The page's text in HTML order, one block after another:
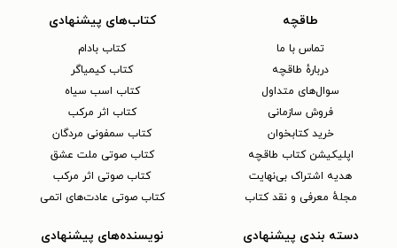
طاقچه
تماس با ما
دربارهٔ طاقچه
سوال‌های متداول
فروش سازمانی
خرید کتابخوان
اپلیکیشن کتاب طاقچه
هدیه اشتراک بی‌نهایت
مجلهٔ معرفی و نقد کتاب
کتاب‌های پیشنهادی
کتاب بادام
کتاب کیمیاگر
کتاب اسب سیاه
کتاب اثر مرکب
کتاب سمفونی مردگان
کتاب صوتی ملت عشق
کتاب صوتی اثر مرکب
کتاب صوتی عادت‌های اتمی
دسته بندی پیشنهادی نویسنده‌های پیشنهادی